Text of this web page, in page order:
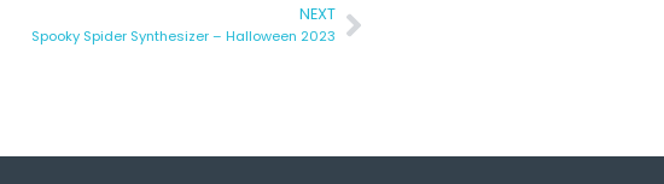
NEXT
Spooky Spider Synthesizer – Halloween 2023